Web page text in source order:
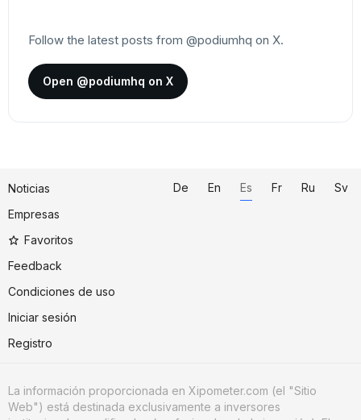
Follow the latest posts from @podiumhq on X.
Open @podiumhq on X
Noticias
Empresas
Favoritos
Feedback
Condiciones de uso
Iniciar sesión
Registro
De En Es Fr Ru Sv
La información proporcionada en Xipometer.com (el "Sitio
Web") está destinada exclusivamente a inversores